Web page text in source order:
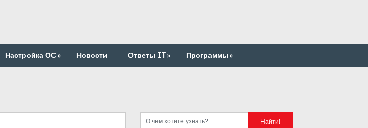
Настройка ОС» Новости Ответы IT» Программы»